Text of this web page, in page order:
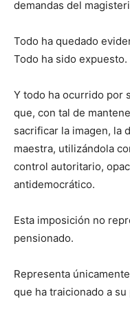
demandas del
Todo ha quedado
Todo ha sido expuesto.
Y todo ha ocurrido por
que, con tal de
sacrificar la imagen, la
maestra, utilizándola
control autoritario,
antidemocrático.
Esta imposición no
pensionado.
Representa
que ha traicionado a su